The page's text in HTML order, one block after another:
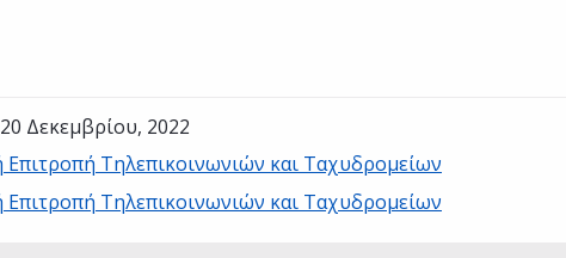
Δεκεμβρίου, 2022
Επιτροπή Τηλεπικοινωνιών και Ταχυδρομείων
Επιτροπή Τηλεπικοινωνιών και Ταχυδρομείων